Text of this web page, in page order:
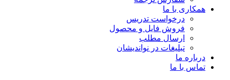
همکاری با ما
درخواست تدریس
فروش فایل و محصول
ارسال مطلب
تبلیغات در نواندیشان
درباره ما
تماس با ما